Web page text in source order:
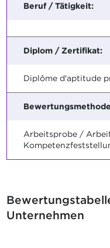
Beruf / Tätigkeit:
Diplom / Zertifikat:
Diplôme d'aptitude
Arbeitsprobe /
Unternehmen